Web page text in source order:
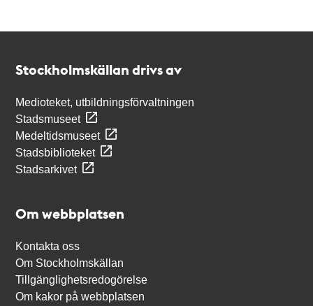
Stockholmskällan drivs av
Medioteket, utbildningsförvaltningen
Stadsmuseet
Medeltidsmuseet
Stadsbiblioteket
Stadsarkivet
Om webbplatsen
Kontakta oss
Om Stockholmskällan
Tillgänglighetsredogörelse
Om kakor på webbplatsen